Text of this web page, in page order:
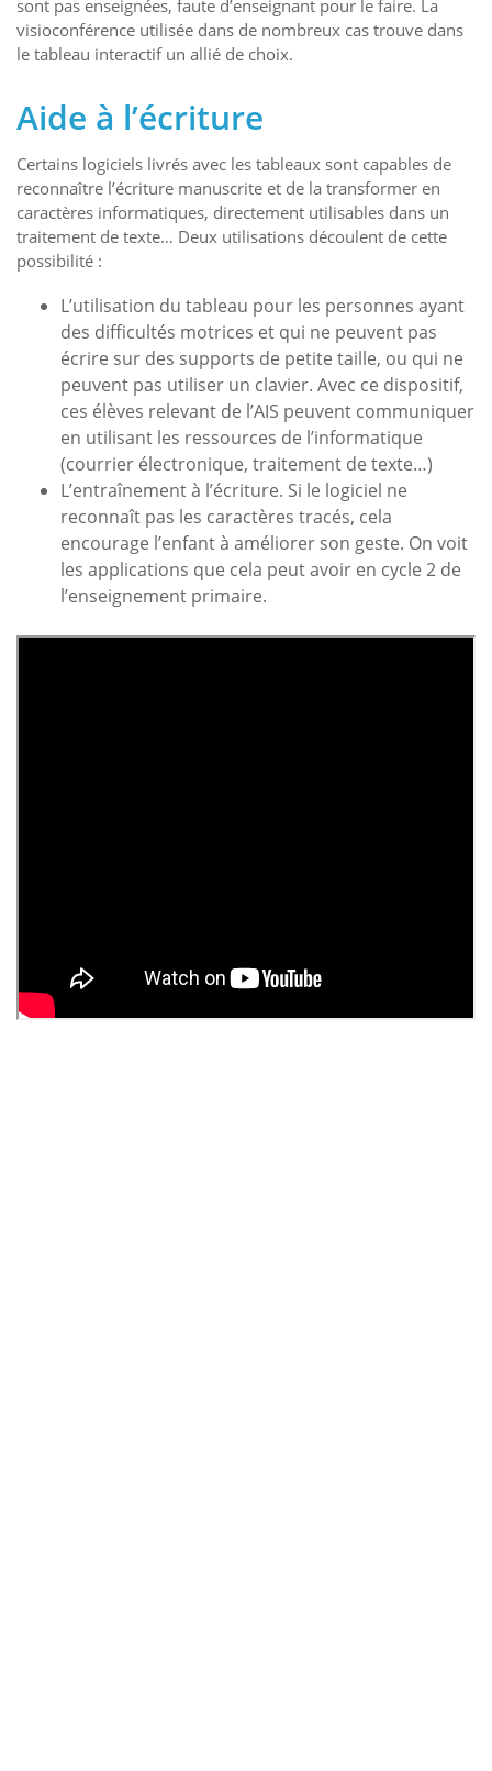
sont pas enseignées, faute d’enseignant pour le faire. La
visioconférence utilisée dans de nombreux cas trouve dans
le tableau interactif un allié de choix.
Aide à l’écriture
Certains logiciels livrés avec les tableaux sont capables de
reconnaître l’écriture manuscrite et de la transformer en
caractères informatiques, directement utilisables dans un
traitement de texte… Deux utilisations découlent de cette
possibilité :
L’utilisation du tableau pour les personnes ayant
des difficultés motrices et qui ne peuvent pas
écrire sur des supports de petite taille, ou qui ne
peuvent pas utiliser un clavier. Avec ce dispositif,
ces élèves relevant de l’AIS peuvent communiquer
en utilisant les ressources de l’informatique
(courrier électronique, traitement de texte…)
L’entraînement à l’écriture. Si le logiciel ne
reconnaît pas les caractères tracés, cela
encourage l’enfant à améliorer son geste. On voit
les applications que cela peut avoir en cycle 2 de
l’enseignement primaire.